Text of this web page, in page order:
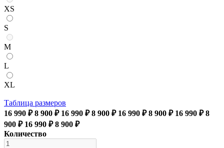
XS
S
M
L
XL
Таблица размеров
16 990 ₽ 8 900 ₽ 16 990 ₽ 8 900 ₽ 16 990 ₽ 8 900 ₽ 16 990 ₽ 8
900 ₽ 16 990 ₽ 8 900 ₽
Количество